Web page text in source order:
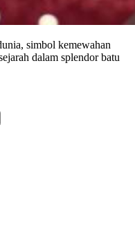
simbol kemewahan
dalam splendor batu